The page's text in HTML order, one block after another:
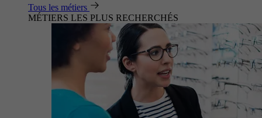
Tous les métiers
MÉTIERS LES PLUS RECHERCHÉS